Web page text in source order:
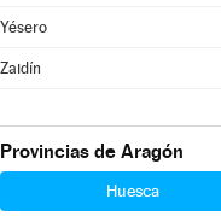
Yésero
Zaidín
Provincias de Aragón
Huesca